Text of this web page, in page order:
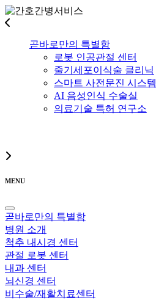
곧바로만의 특별함
로봇 인공관절 센터
줄기세포이식술 클리닉
스마트 사전문진 시스템
AI 음성인식 수술실
의료기술 특허 연구소
MENU
곧바로만의 특별함
병원 소개
척추 내시경 센터
관절 로봇 센터
내과 센터
뇌신경 센터
비수술/재활치료센터